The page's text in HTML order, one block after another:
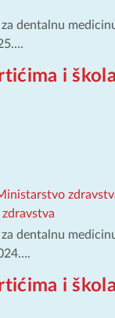
dentalnu
i
dentalnu
i